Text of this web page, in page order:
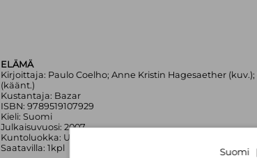
ELÄMÄ
Kirjoittaja: Paulo Coelho; Anne Kristin Hagesaether
(käänt.)
Kustantaja: Bazar
ISBN: 9789519107929
Kieli: Suomi
Julkaisuvuosi: 2007
Kuntoluokka: Uutta vastaava
Saatavilla: 1kpl
Suomi